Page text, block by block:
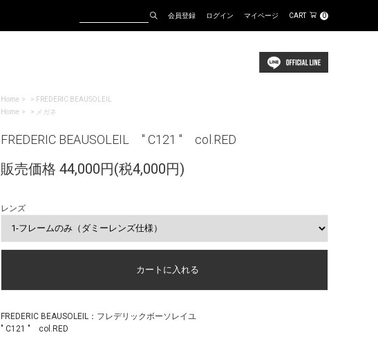
会員登録 ログイン マイページ CART 0
Home > FREDERIC BEAUSOLEIL
Home
> メガネ
FREDERIC BEAUSOLEIL " C121 " col.RED
販売価格 44,000円(税4,000円)
レンズ
FREDERIC BEAUSOLEIL：フレデリックボーソレイユ
" C121 " col.RED